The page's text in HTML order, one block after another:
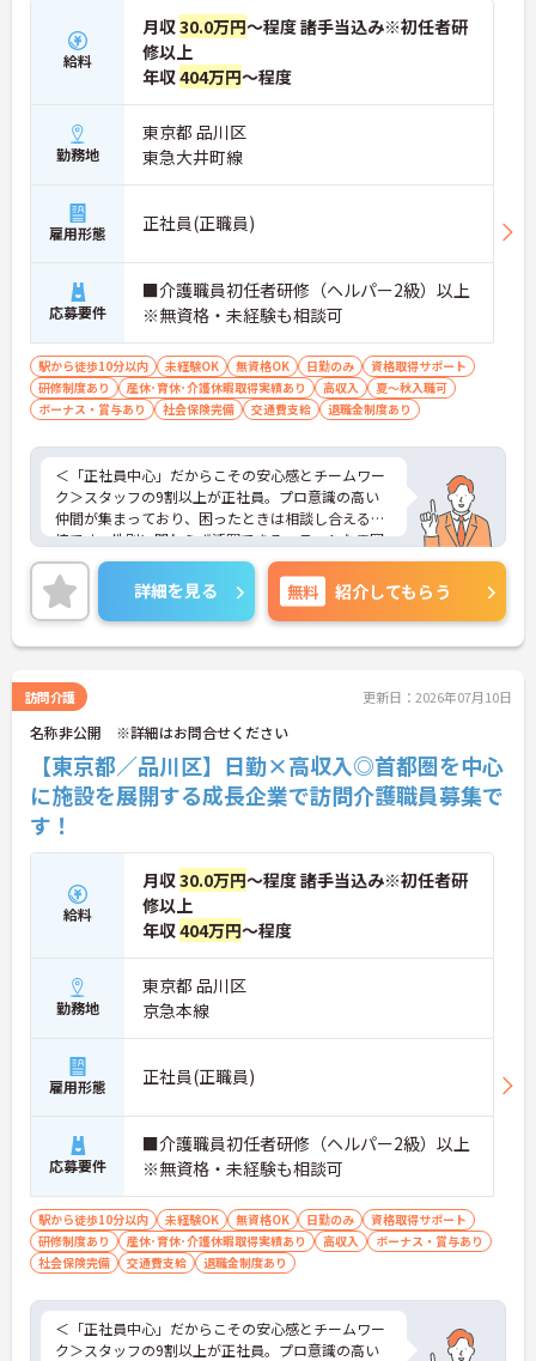
■ 無資格から成長を目指せる
介護業界への挑戦を後押ししてくれる職場です
・資格取得を目指す方歓迎
・介護職員として勤務
→ 経験や資格に不安がある方もスタートしやすい環
境です♪
？
■ 福利厚生が整う安心勤務
長期的な就業を目指しやすい職場です
・寮あり
・退職金制度あり
→ 将来を見据えて安定した働き方を目指せます♪
給料
月収30.0万円～程度 諸手当込み※初任者研
修以上
年収404万円～程度
勤務地
東京都 品川区
東急大井町線
雇用形態 正社員(正職員)
応募要件
■介護職員初任者研修（ヘルパー2級）以上
※無資格・未経験も相談可
駅から徒歩10分以内 未経験OK 無資格OK 日勤のみ
資格取得サポート
研修制度あり
産休･育休･介護休暇取得実績あり 高収入
夏～秋入職可
ボーナス・賞与あり
社会保険完備 交通費支給 退職金制度あり
＜「正社員中心」だからこその安心感とチームワー
ク＞スタッフの9割以上が正社員。プロ意識の高い
仲間が集まっており、困ったときは相談し合える環
境です。性別に関わらず活躍できるフラットな雰囲
気があります。
＜電動自転車でラクラク移動！身体への負担を軽減
＞会社から1人1台、専用の電動自転車が支給されま
す（一部例外あり）。お客様のご自宅への移動が快
適になるだけでなく、貸与された自転車での通勤も
合えます。
＜頑張りがしっかり給与に反映される仕組み＞「社
員を大事にする」をモットーに、業界トップクラス
の給与水準を目指しています。賞与は年2回あり、資
格手当や土日出勤手当も充実。キャリアパスも明確
で、管理者へのステップアップなど、頑張りに応じ
て収入もやりがいもアップします。
詳細を見る 無料 紹介してもらう
訪問介護 更新日：2026年07月10日
名称非公開 ※詳細はお問合せください
【東京都／品川区】日勤×高収入◎首都圏を中心
に施設を展開する成長企業で訪問介護職員募集で
す！
給料
月収30.0万円～程度 諸手当込み※初任者研
修以上
年収404万円～程度
勤務地
東京都 品川区
京急本線
雇用形態 正社員(正職員)
応募要件
■介護職員初任者研修（ヘルパー2級）以上
※無資格・未経験も相談可
駅から徒歩10分以内 未経験OK 無資格OK 日勤のみ
資格取得サポート
研修制度あり
産休･育休･介護休暇取得実績あり 高収入
ボーナス・賞与あり
社会保険完備
交通費支給 退職金制度あり
＜「正社員中心」だからこその安心感とチームワー
ク＞スタッフの9割以上が正社員。プロ意識の高い